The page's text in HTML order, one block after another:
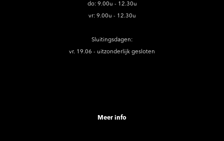
do: 9.00u - 12.30u
vr: 9.00u - 12.30u
Sluitingsdagen:
vr. 19.06 - uitzonderlijk gesloten
Meer info